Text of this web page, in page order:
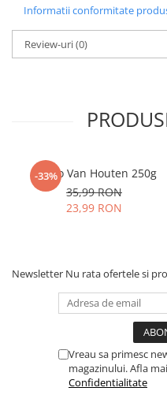
Informatii conformitate
Review-uri(0)
-33%
Cacao Van Houten 250g
35,99 RON
23,99 RON
Newsletter Nu rata ofertele si
Vreau sa primesc
magazinului. Afla
Confidentialitate